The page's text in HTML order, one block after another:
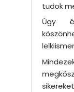
tudok
Úgy